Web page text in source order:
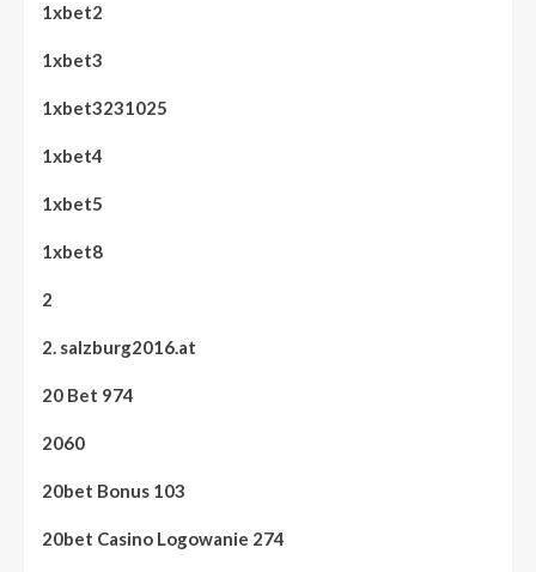
1xbet2
1xbet3
1xbet3231025
1xbet4
1xbet5
1xbet8
2
2. salzburg2016.at
20 Bet 974
2060
20bet Bonus 103
20bet Casino Logowanie 274